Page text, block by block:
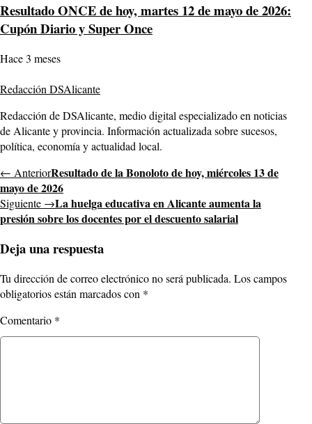
Resultado ONCE de hoy, martes 12 de mayo de 2026:
Cupón Diario y Super Once
Hace 3 meses
Redacción DSAlicante
Redacción de DSAlicante, medio digital especializado en noticias
de Alicante y provincia. Información actualizada sobre sucesos,
política, economía y actualidad local.
← AnteriorResultado de la Bonoloto de hoy, miércoles 13 de
mayo de 2026
Siguiente →La huelga educativa en Alicante aumenta la
presión sobre los docentes por el descuento salarial
Deja una respuesta
Tu dirección de correo electrónico no será publicada. Los campos
obligatorios están marcados con *
Comentario *